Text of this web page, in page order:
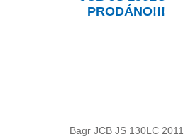
PRODÁNO!!!
Bagr JCB JS 130LC 2011